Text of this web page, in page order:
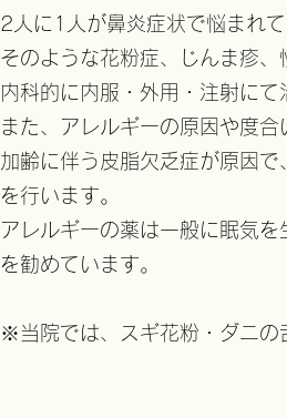
2人に1人が鼻炎症状で悩まれて
そのような花粉症、じんま疹、
内科的に内服・外用・注射にて
また、アレルギーの原因や度合
加齢に伴う皮脂欠乏症が原因
を行います。
アレルギーの薬は一般に眠気
を勧めています。
※​当院では、スギ花粉・ダニの